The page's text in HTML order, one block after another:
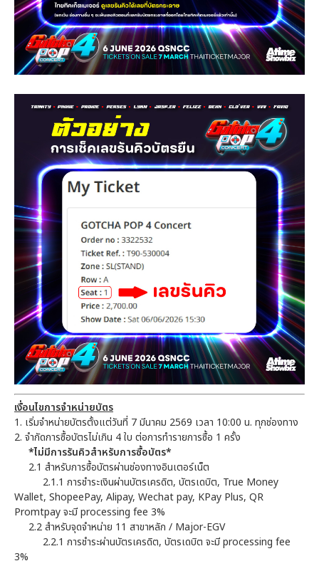
เงื่อนไขการจำหน่ายบัตร
1. เริ่มจำหน่ายบัตรตั้งแต่วันที่ 7 มีนาคม 2569 เวลา 10:00 น. ทุกช่องทาง
2. จำกัดการซื้อบัตรไม่เกิน 4 ใบ ต่อการทำรายการซื้อ 1 ครั้ง
*ไม่มีการรันคิวสำหรับการซื้อบัตร*
2.1 สำหรับการซื้อบัตรผ่านช่องทางอินเตอร์เน็ต
2.1.1 การชำระเงินผ่านบัตรเครดิต, บัตรเดบิต, True Money
Wallet, ShopeePay, Alipay, Wechat pay, KPay Plus, QR
Promtpay จะมี processing fee 3%
2.2 สำหรับจุดจำหน่าย 11 สาขาหลัก / Major-EGV
2.2.1 การชำระผ่านบัตรเครดิต, บัตรเดบิต จะมี processing fee
3%